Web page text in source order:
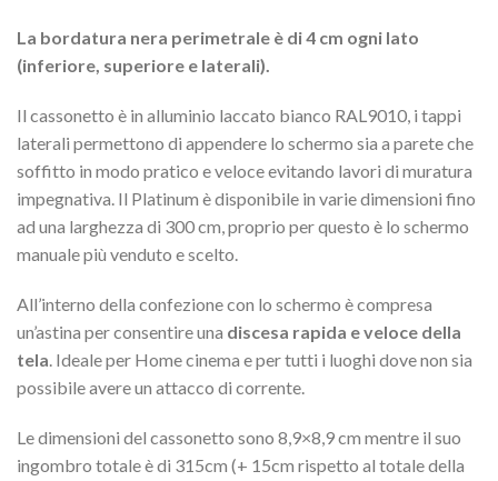
La bordatura nera perimetrale è di 4 cm ogni lato
(inferiore, superiore e laterali).
Il cassonetto è in alluminio laccato bianco RAL9010, i tappi
laterali permettono di appendere lo schermo sia a parete che
soffitto in modo pratico e veloce evitando lavori di muratura
impegnativa. Il Platinum è disponibile in varie dimensioni fino
ad una larghezza di 300 cm, proprio per questo è lo schermo
manuale più venduto e scelto.
All’interno della confezione con lo schermo è compresa
un’astina per consentire una discesa rapida e veloce della
tela. Ideale per Home cinema e per tutti i luoghi dove non sia
possibile avere un attacco di corrente.
Le dimensioni del cassonetto sono 8,9×8,9 cm mentre il suo
ingombro totale è di 315cm (+ 15cm rispetto al totale della